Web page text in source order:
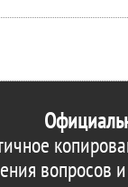
вопросов